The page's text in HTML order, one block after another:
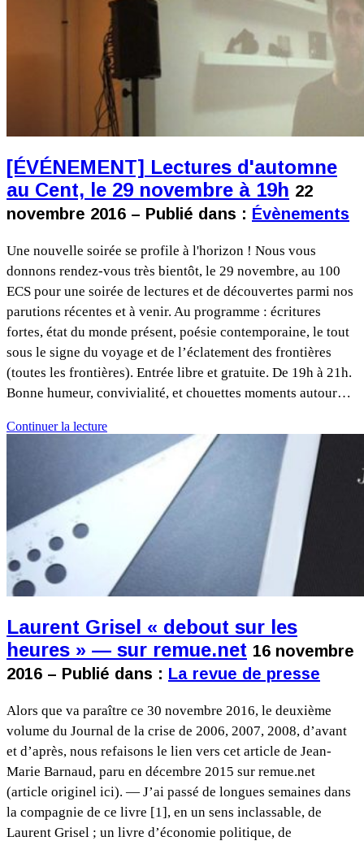
[ÉVÉNEMENT] Lectures d'automne
au Cent, le 29 novembre à 19h 22
novembre 2016 – Publié dans : Évènements
Une nouvelle soirée se profile à l'horizon ! Nous vous
donnons rendez-vous très bientôt, le 29 novembre, au 100
ECS pour une soirée de lectures et de découvertes parmi nos
parutions récentes et à venir. Au programme : écritures
fortes, état du monde présent, poésie contemporaine, le tout
sous le signe du voyage et de l’éclatement des frontières
(toutes les frontières). Entrée libre et gratuite. De 19h à 21h.
Bonne humeur, convivialité, et chouettes moments autour…
Continuer la lecture
Laurent Grisel « debout sur les
heures » — sur remue.net 16 novembre
2016 – Publié dans : La revue de presse
Alors que va paraître ce 30 novembre 2016, le deuxième
volume du Journal de la crise de 2006, 2007, 2008, d’avant
et d’après, nous refaisons le lien vers cet article de Jean-
Marie Barnaud, paru en décembre 2015 sur remue.net
(article originel ici). — J’ai passé de longues semaines dans
la compagnie de ce livre [1], en un sens inclassable, de
Laurent Grisel ; un livre d’économie politique, de